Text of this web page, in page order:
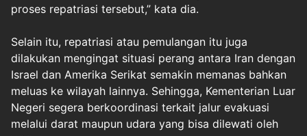
proses repatriasi tersebut,” kata dia.
Selain itu, repatriasi atau pemulangan itu juga
dilakukan mengingat situasi perang antara Iran dengan
Israel dan Amerika Serikat semakin memanas bahkan
meluas ke wilayah lainnya. Sehingga, Kementerian Luar
Negeri segera berkoordinasi terkait jalur evakuasi
melalui darat maupun udara yang bisa dilewati oleh